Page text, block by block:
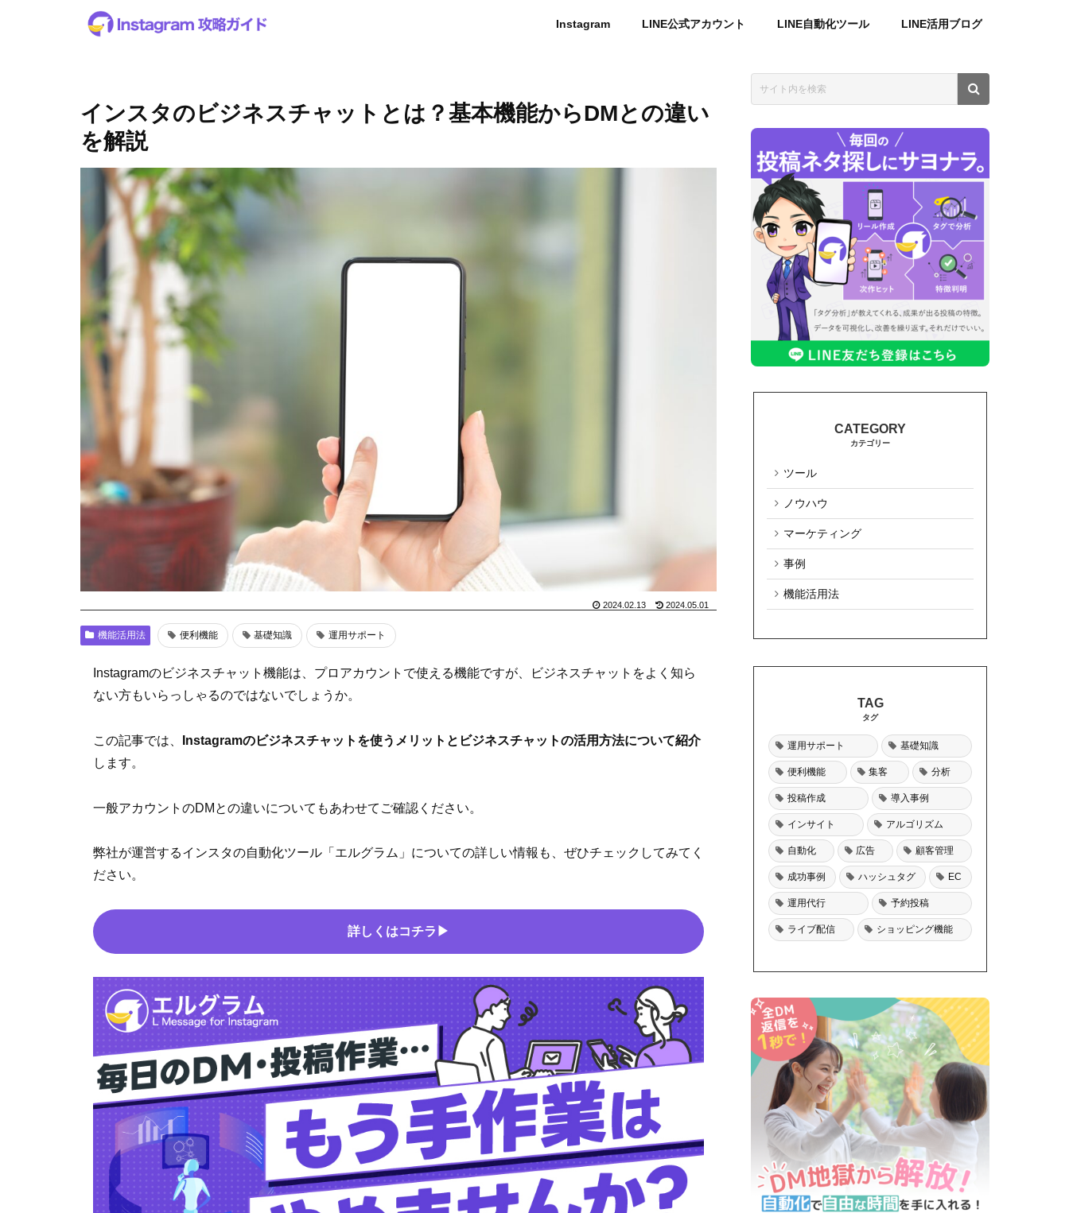
Instagram LINE公式アカウント LINE自動化ツール LINE活用ブログ
インスタのビジネスチャットとは？基本機能からDMとの違い
を解説
2024.02.13 2024.05.01
機能活用法 便利機能 基礎知識 運用サポート
Instagramのビジネスチャット機能は、プロアカウントで使える機能ですが、ビジネスチャットをよく知ら
ない方もいらっしゃるのではないでしょうか。
この記事では、
Instagramのビジネスチャットを使うメリットとビジネスチャットの活用方法について紹介
します。
一般アカウントのDMとの違いについてもあわせてご確認ください。
弊社が運営するインスタの自動化ツール「エルグラム」についての詳しい情報も、ぜひチェックしてみてく
ださい。
詳しくはコチラ▶
カテゴリー
ツール
ノウハウ
マーケティング
事例
機能活用法
タグ
運用サポート 基礎知識
便利機能 集客 分析
投稿作成 導入事例
インサイト アルゴリズム
自動化 広告 顧客管理
成功事例 ハッシュタグ EC
運用代行 予約投稿
ライブ配信 ショッピング機能